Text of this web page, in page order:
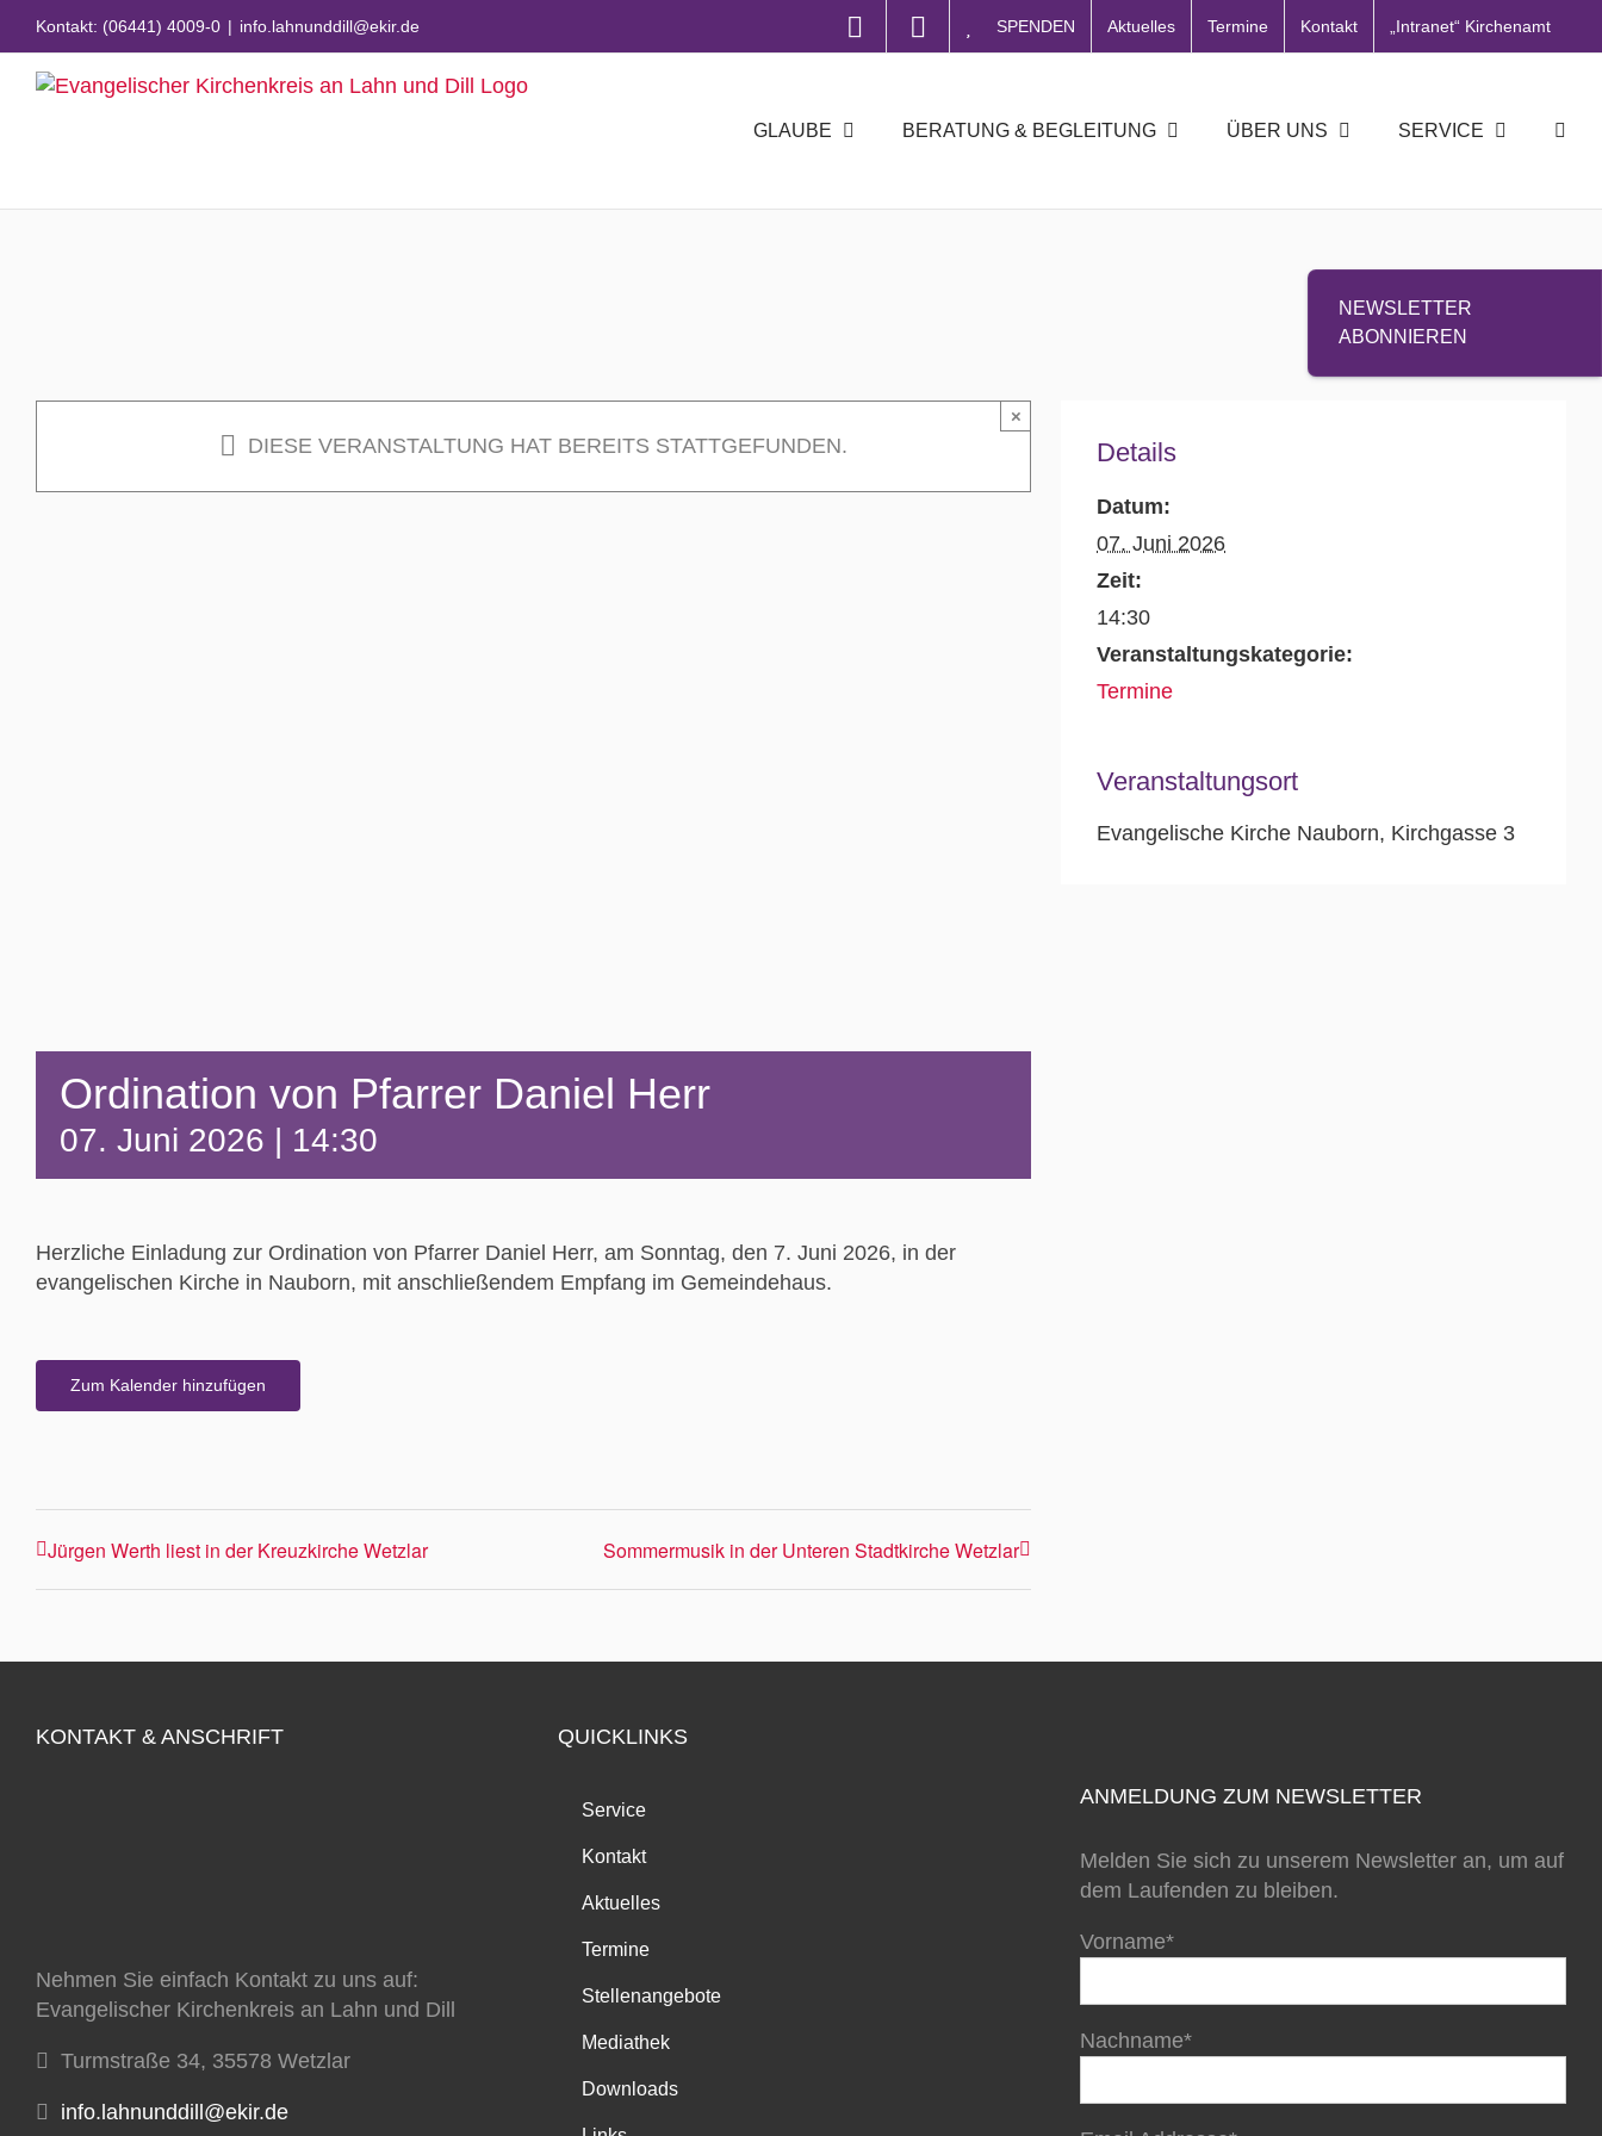
springen
Kontakt: (06441) 4009-0 | info.lahnunddill@ekir.de SPENDEN Aktuelles Termine Kontakt „Intranet“ Kirchenamt
GLAUBE BERATUNG & BEGLEITUNG ÜBER UNS SERVICE
NEWSLETTER
ABONNIEREN
DIESE VERANSTALTUNG HAT BEREITS STATTGEFUNDEN.
×
Ordination von Pfarrer Daniel Herr
07. Juni 2026 | 14:30
Herzliche Einladung zur Ordination von Pfarrer Daniel Herr, am Sonntag, den 7. Juni 2026, in der
evangelischen Kirche in Nauborn, mit anschließendem Empfang im Gemeindehaus.
Zum Kalender hinzufügen
Jürgen Werth liest in der Kreuzkirche Wetzlar Sommermusik in der Unteren Stadtkirche Wetzlar
Details
Datum:
07. Juni 2026
Zeit:
14:30
Veranstaltungskategorie:
Termine
Veranstaltungsort
Evangelische Kirche Nauborn, Kirchgasse 3
KONTAKT & ANSCHRIFT
Nehmen Sie einfach Kontakt zu uns auf:
Evangelischer Kirchenkreis an Lahn und Dill
Turmstraße 34, 35578 Wetzlar
info.lahnunddill@ekir.de
QUICKLINKS
Service
Kontakt
Aktuelles
Termine
Stellenangebote
Mediathek
Downloads
ANMELDUNG ZUM NEWSLETTER
Melden Sie sich zu unserem Newsletter an, um auf
dem Laufenden zu bleiben.
Vorname*
Nachname*